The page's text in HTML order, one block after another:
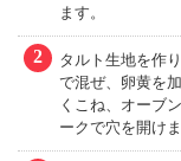
ます。
2
タルト生地を作
で混ぜ、卵黄を
くこね、オーブ
ークで穴を開けま